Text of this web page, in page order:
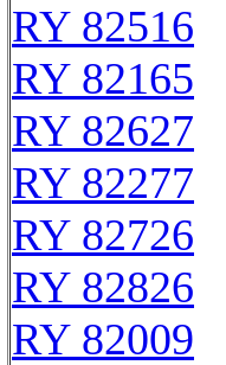
RY 82516
RY 82165
RY 82627
RY 82277
RY 82726
RY 82826
RY 82009